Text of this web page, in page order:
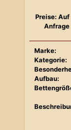
Preise: Auf
Anfrage
Marke:
Kategorie:
Aufbau: